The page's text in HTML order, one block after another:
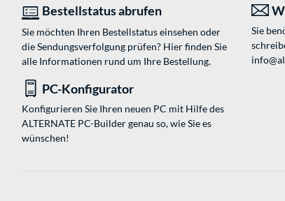
Bestellstatus abrufen
Sie möchten Ihren Bestellstatus einsehen oder
die Sendungsverfolgung prüfen? Hier finden Sie
alle Informationen rund um Ihre Bestellung.
Sie
PC-Konfigurator
Konfigurieren Sie Ihren neuen PC mit Hilfe des
ALTERNATE PC-Builder genau so, wie Sie es
wünschen!